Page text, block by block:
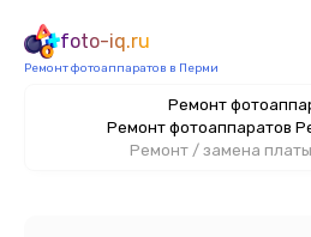
foto-iq.ru
Ремонт фотоаппаратов в Перми
Ремонт
Ремонт фотоаппаратов
Ремонт / замена